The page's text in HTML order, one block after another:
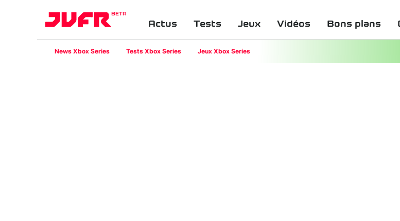
BETA
Actus Tests Jeux Vidéos Bons plans
News Xbox Series Tests Xbox Series Jeux Xbox Series